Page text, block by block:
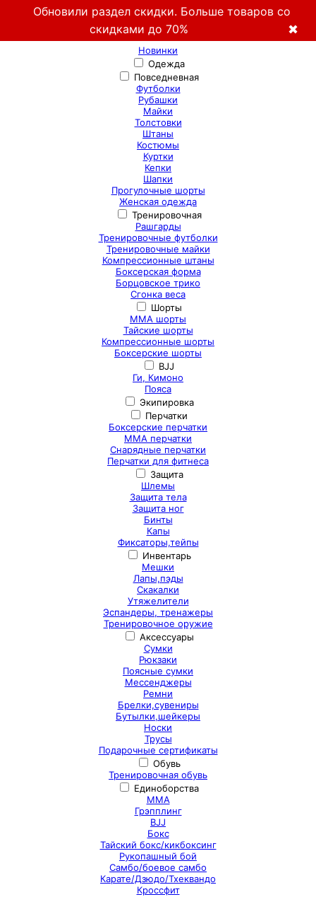
Обновили раздел скидки. Больше товаров со
скидками до 70%
✖
Новинки
Одежда
Повседневная
Футболки
Рубашки
Майки
Толстовки
Штаны
Костюмы
Куртки
Кепки
Шапки
Прогулочные шорты
Женская одежда
Тренировочная
Рашгарды
Тренировочные футболки
Тренировочные майки
Компрессионные штаны
Боксерская форма
Борцовское трико
Сгонка веса
Шорты
ММА шорты
Тайские шорты
Компрессионные шорты
Боксерские шорты
BJJ
Ги, Кимоно
Пояса
Экипировка
Перчатки
Боксерские перчатки
ММА перчатки
Снарядные перчатки
Перчатки для фитнеса
Защита
Шлемы
Защита тела
Защита ног
Бинты
Капы
Фиксаторы,тейпы
Инвентарь
Мешки
Лапы,пэды
Скакалки
Утяжелители
Эспандеры, тренажеры
Тренировочное оружие
Аксессуары
Сумки
Рюкзаки
Поясные сумки
Мессенджеры
Ремни
Брелки,сувениры
Бутылки,шейкеры
Носки
Трусы
Подарочные сертификаты
Обувь
Тренировочная обувь
Единоборства
ММА
Грэпплинг
BJJ
Бокс
Тайский бокс/кикбоксинг
Рукопашный бой
Самбо/боевое самбо
Карате/Дзюдо/Тхеквандо
Кроссфит